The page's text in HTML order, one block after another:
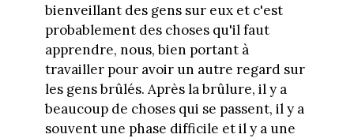
bienveillant des gens sur eux et c'est
probablement des choses qu'il faut
apprendre, nous, bien portant à
travailler pour avoir un autre regard sur
les gens brûlés. Après la brûlure, il y a
beaucoup de choses qui se passent, il y a
souvent une phase difficile et il y a une